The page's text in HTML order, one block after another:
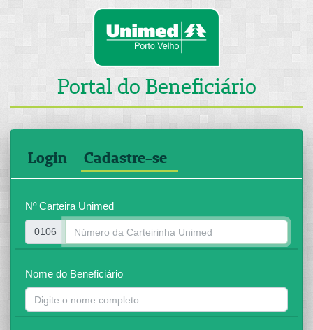
Portal do Beneficiário
Login Cadastre-se
Nº Carteira Unimed
0106
Nome do Beneficiário